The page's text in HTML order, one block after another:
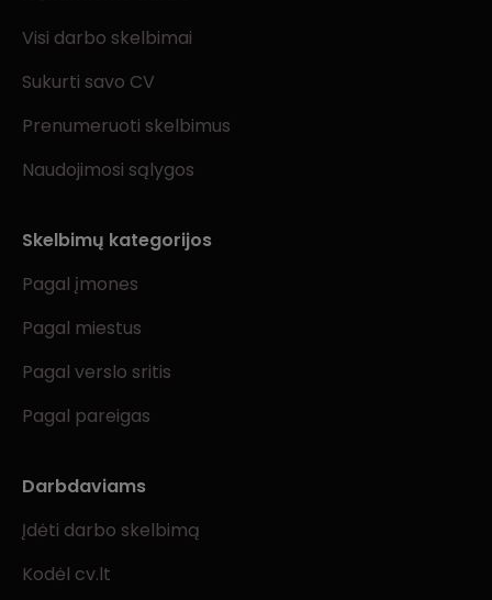
Visi darbo skelbimai
Sukurti savo CV
Prenumeruoti skelbimus
Naudojimosi sąlygos
Skelbimų kategorijos
Pagal įmones
Pagal miestus
Pagal verslo sritis
Pagal pareigas
Darbdaviams
Įdėti darbo skelbimą
Kodėl cv.lt